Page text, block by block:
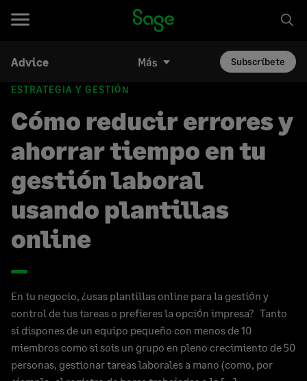
Advice Más Subscríbete
ESTRATEGIA Y GESTIÓN
Cómo reducir errores y
ahorrar tiempo en tu
gestión laboral
usando plantillas
online
En tu negocio, ¿usas plantillas online para la gestión y
control de tus tareas o prefieres la opción impresa? Tanto
si dispones de un equipo pequeño con menos de 10
miembros como si sois un grupo en pleno crecimiento de 50
personas, gestionar tareas laborales a mano (como, por